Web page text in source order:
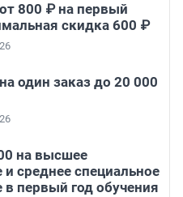
800 ₽ на первый
скидка 600 ₽
один заказ до 20 000
на высшее
и среднее специальное
в первый год обучения